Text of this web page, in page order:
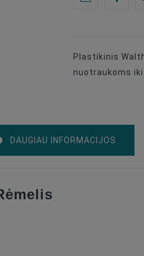
Plastikinis
nuotraukoms iki
DAUGIAU INFORMACIJOS